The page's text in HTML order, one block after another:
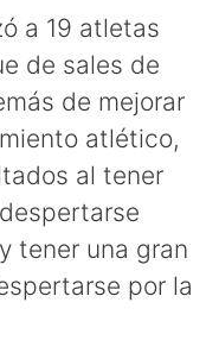
a 19 atletas
de sales de
de mejorar
atlético,
al tener
tener una gran
por la